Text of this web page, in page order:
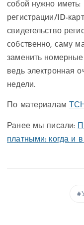
собой нужно иметь:
регистрации/ID-
свидетельство
собственно, саму
заменить
ведь электронная
недели.
По материалам
Ранее мы писали:
платными: когда и в